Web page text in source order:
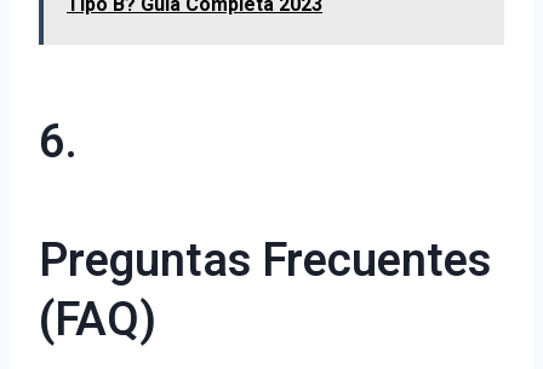
6.
Preguntas Frecuentes
(FAQ)